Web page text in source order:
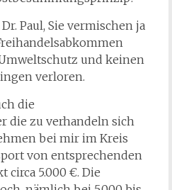
Paul, Sie vermischen ja
und keinen
verloren.
die
die zu verhandeln sich
bei mir im Kreis
von entsprechenden
5.000 €. Die